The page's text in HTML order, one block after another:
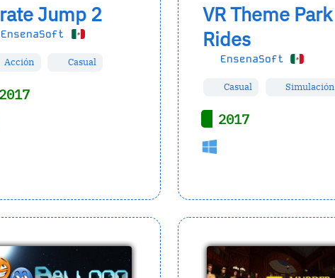
Jump 2
EnsenaSoft
Acción Casual
2017
VR Theme Park
Rides
EnsenaSoft
Casual Simulación
2017